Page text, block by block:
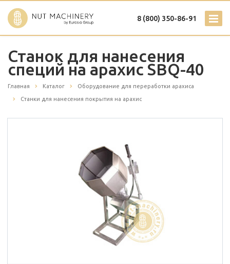
8 (800) 350-86-91
Станок для нанесения
специй на арахис SBQ-40
Главная Каталог Оборудование для переработки арахиса
Станки для нанесения покрытия на арахис